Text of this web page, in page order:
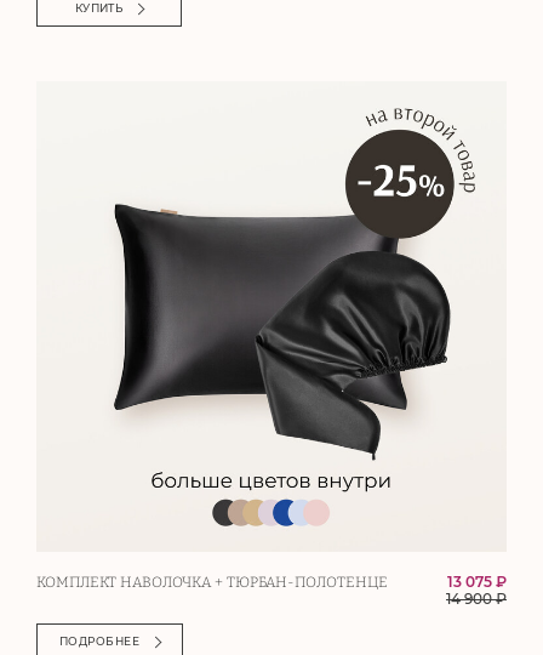
КУПИТЬ
КОМПЛЕКТ НАВОЛОЧКА + ТЮРБАН-ПОЛОТЕНЦЕ
13 075 ₽
14 900₽
ПОДРОБНЕЕ